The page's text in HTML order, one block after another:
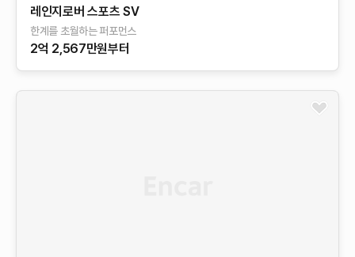
레인지로버 스포츠 SV
한계를 초월하는 퍼포먼스
2억 2,567만원부터